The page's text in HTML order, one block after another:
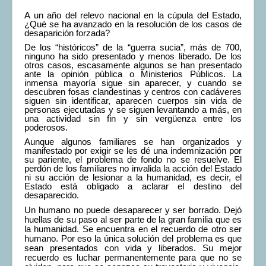
A un año del relevo nacional en la cúpula del Estado,
¿Qué se ha avanzado en la resolución de los casos de
desaparición forzada?
De los “históricos” de la “guerra sucia”, más de 700,
ninguno ha sido presentado y menos liberado. De los
otros casos, escasamente algunos se han presentado
ante la opinión pública o Ministerios Públicos. La
inmensa mayoría sigue sin aparecer, y cuando se
descubren fosas clandestinas y centros con cadáveres
siguen sin identificar, aparecen cuerpos sin vida de
personas ejecutadas y se siguen levantando a más, en
una actividad sin fin y sin vergüenza entre los
poderosos.
Aunque algunos familiares se han organizados y
manifestado por exigir se les dé una indemnización por
su pariente, el problema de fondo no se resuelve. El
perdón de los familiares no invalida la acción del Estado
ni su acción de lesionar a la humanidad, es decir, el
Estado está obligado a aclarar el destino del
desaparecido.
Un humano no puede desaparecer y ser borrado. Dejó
huellas de su paso al ser parte de la gran familia que es
la humanidad. Se encuentra en el recuerdo de otro ser
humano. Por eso la única solución del problema es que
sean presentados con vida y liberados. Su mejor
recuerdo es luchar permanentemente para que no se